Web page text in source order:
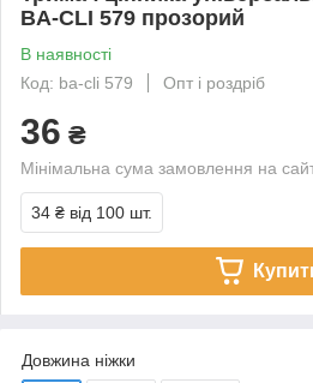
BA-CLI 579 прозорий
В наявності
Код: ba-cli 579
Опт і роздріб
36 ₴
Мінімальна сума замовлення на
34 ₴ від 100 шт.
Довжина ніжки